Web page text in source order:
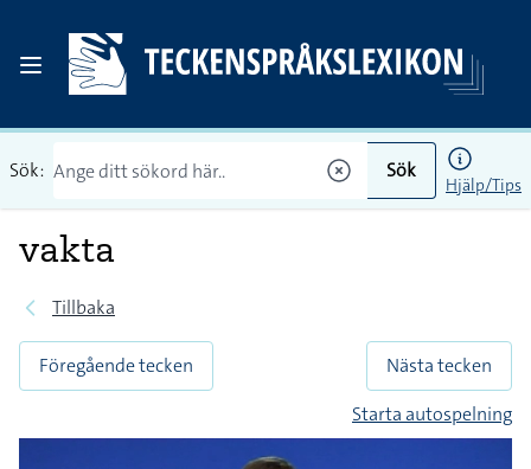
Sök: Sök
Hjälp/Tips
vakta
Tillbaka
Föregående tecken
Nästa tecken
Starta autospelning